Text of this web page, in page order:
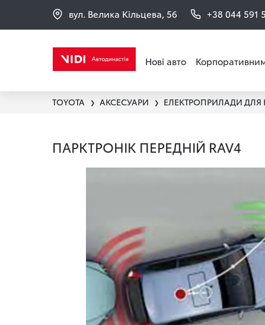
вул. Велика Кільцева, 56 +38 044 591
Нові авто
TOYOTA ❯ АКСЕСУАРИ ❯ ЕЛЕКТРОПРИЛАДИ
ПАРКТРОНІК ПЕРЕДНІЙ RAV4